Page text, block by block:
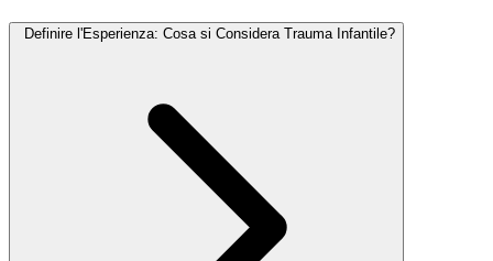
Definire l'Esperienza: Cosa si Considera Trauma Infantile?